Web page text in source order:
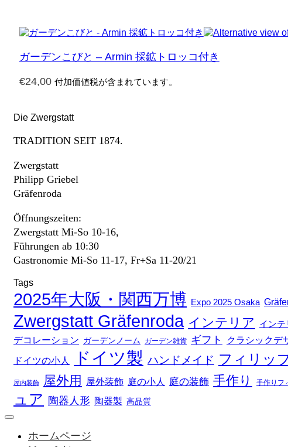
ガーデンこびと – Armin 採鉱トロッコ付き
€24,00 付加価値税が含まれています。
Die Zwergstatt
TRADITION SEIT 1874.
Zwergstatt
Philipp Griebel
Gräfenroda
Öffnungszeiten:
Zwergstatt Mi-So 10-16,
Führungen ab 10:30
Gastronomie Mi-So 11-17, Fr+Sa 11-20/21
Tags
2025年大阪・関西万博 Expo 2025 Osaka
Zwergstatt Gräfenroda インテリア イン
デコレーション ガーデンノーム ガーデン雑貨 ギフト クラシックデ
ドイツの小人 ドイツ製 ハンドメイド フィリッ
屋内装飾 屋外用 屋外装飾 庭の小人 庭の装飾 手作り 手作りフ
ュア 陶器人形 陶器製 高品質
ホームページ